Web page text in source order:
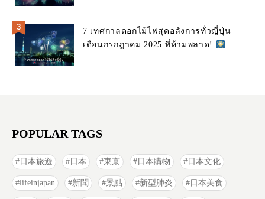
7 เทศกาลดอกไม้ไฟสุดอลังการทั่วญี่ปุ่น
เดือนกรกฎาคม 2025 ที่ห้ามพลาด!
POPULAR TAGS
日本旅遊 日本 東京 日本購物 日本文化
lifeinjapan 新聞 景點 新型肺炎 日本美食